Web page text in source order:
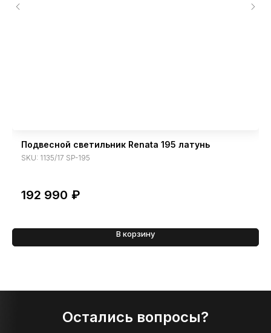
Подвесной светильник Renata 195 латунь
SKU: 1135/17 SP-195
192 990 ₽
В корзину
Остались вопросы?